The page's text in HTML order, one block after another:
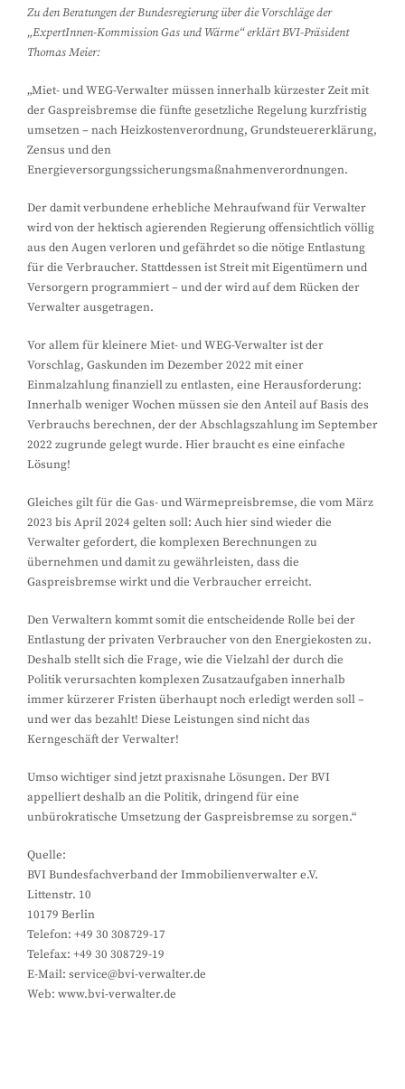
Zu den Beratungen der Bundesregierung über die Vorschläge der
„ExpertInnen-Kommission Gas und Wärme“ erklärt BVI-Präsident
Thomas Meier:
„Miet- und WEG-Verwalter müssen innerhalb kürzester Zeit mit
der Gaspreisbremse die fünfte gesetzliche Regelung kurzfristig
umsetzen – nach Heizkostenverordnung, Grundsteuererklärung,
Zensus und den
Energieversorgungssicherungsmaßnahmenverordnungen.
Der damit verbundene erhebliche Mehraufwand für Verwalter
wird von der hektisch agierenden Regierung offensichtlich völlig
aus den Augen verloren und gefährdet so die nötige Entlastung
für die Verbraucher. Stattdessen ist Streit mit Eigentümern und
Versorgern programmiert – und der wird auf dem Rücken der
Verwalter ausgetragen.
Vor allem für kleinere Miet- und WEG-Verwalter ist der
Vorschlag, Gaskunden im Dezember 2022 mit einer
Einmalzahlung finanziell zu entlasten, eine Herausforderung:
Innerhalb weniger Wochen müssen sie den Anteil auf Basis des
Verbrauchs berechnen, der der Abschlagszahlung im September
2022 zugrunde gelegt wurde. Hier braucht es eine einfache
Lösung!
Gleiches gilt für die Gas- und Wärmepreisbremse, die vom März
2023 bis April 2024 gelten soll: Auch hier sind wieder die
Verwalter gefordert, die komplexen Berechnungen zu
übernehmen und damit zu gewährleisten, dass die
Gaspreisbremse wirkt und die Verbraucher erreicht.
Den Verwaltern kommt somit die entscheidende Rolle bei der
Entlastung der privaten Verbraucher von den Energiekosten zu.
Deshalb stellt sich die Frage, wie die Vielzahl der durch die
Politik verursachten komplexen Zusatzaufgaben innerhalb
immer kürzerer Fristen überhaupt noch erledigt werden soll –
und wer das bezahlt! Diese Leistungen sind nicht das
Kerngeschäft der Verwalter!
Umso wichtiger sind jetzt praxisnahe Lösungen. Der BVI
appelliert deshalb an die Politik, dringend für eine
unbürokratische Umsetzung der Gaspreisbremse zu sorgen.“
Quelle:
BVI Bundesfachverband der Immobilienverwalter e.V.
Littenstr. 10
10179 Berlin
Telefon: +49 30 308729-17
Telefax: +49 30 308729-19
E-Mail: service@bvi-verwalter.de
Web: www.bvi-verwalter.de